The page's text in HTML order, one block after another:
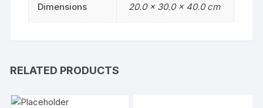
Dimensions 20.0 × 30.0 × 40.0 cm
RELATED PRODUCTS